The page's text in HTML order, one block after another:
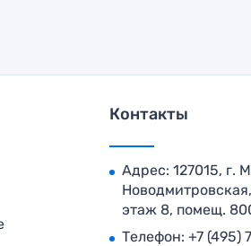
Контакты
Адрес: 127015, г.
этаж 8, помещ.
Телефон: +7 (495)